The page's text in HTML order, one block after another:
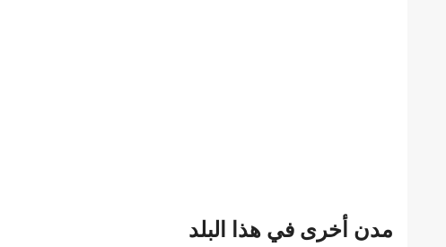
مدن أخرى في هذا البلد